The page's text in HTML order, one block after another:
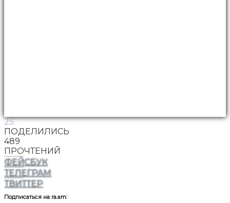
25
ПОДЕЛИЛИСЬ
489
ПРОЧТЕНИЙ
ФЕЙСБУК
ТЕЛЕГРАМ
ТВИТТЕР
Подписаться на ra.am: